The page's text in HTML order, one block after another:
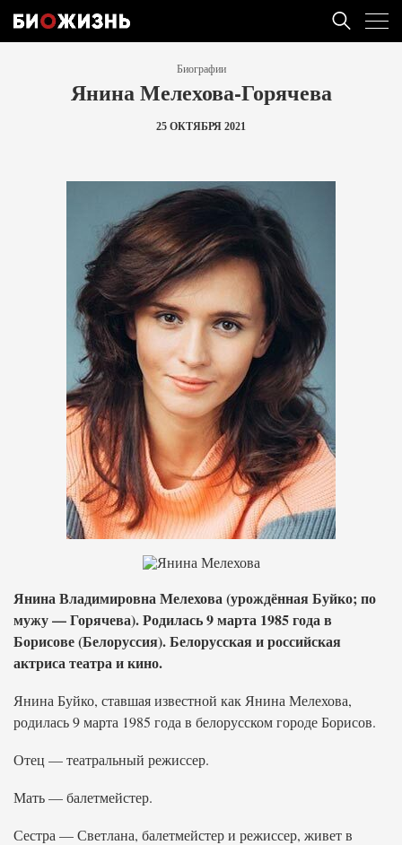
Биографии
Янина Мелехова-Горячева
25 ОКТЯБРЯ 2021
Янина Владимировна Мелехова (урождённая Буйко; по
мужу — Горячева). Родилась 9 марта 1985 года в
Борисове (Белоруссия). Белорусская и российская
актриса театра и кино.
Янина Буйко, ставшая известной как Янина Мелехова,
родилась 9 марта 1985 года в белорусском городе Борисов.
Отец — театральный режиссер.
Мать — балетмейстер.
Сестра — Светлана, балетмейстер и режиссер, живет в